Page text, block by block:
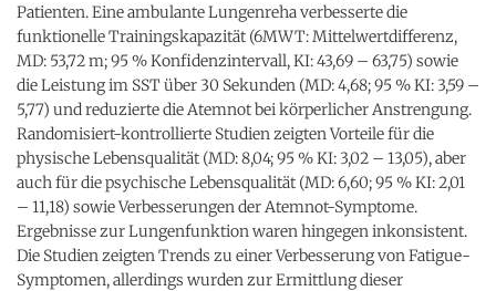
Patienten. Eine ambulante Lungenreha verbesserte die
funktionelle Trainingskapazität (6MWT: Mittelwertdifferenz,
MD: 53,72 m; 95 % Konfidenzintervall, KI: 43,69 – 63,75) sowie
die Leistung im SST über 30 Sekunden (MD: 4,68; 95 % KI: 3,59 –
5,77) und reduzierte die Atemnot bei körperlicher Anstrengung.
Randomisiert-kontrollierte Studien zeigten Vorteile für die
physische Lebensqualität (MD: 8,04; 95 % KI: 3,02 – 13,05), aber
auch für die psychische Lebensqualität (MD: 6,60; 95 % KI: 2,01
– 11,18) sowie Verbesserungen der Atemnot-Symptome.
Ergebnisse zur Lungenfunktion waren hingegen inkonsistent.
Die Studien zeigten Trends zu einer Verbesserung von Fatigue-
Symptomen, allerdings wurden zur Ermittlung dieser